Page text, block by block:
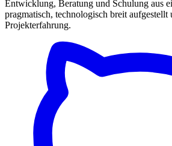
Entwicklung, Beratung und Schulung aus
pragmatisch, technologisch breit aufgestellt
Projekterfahrung.